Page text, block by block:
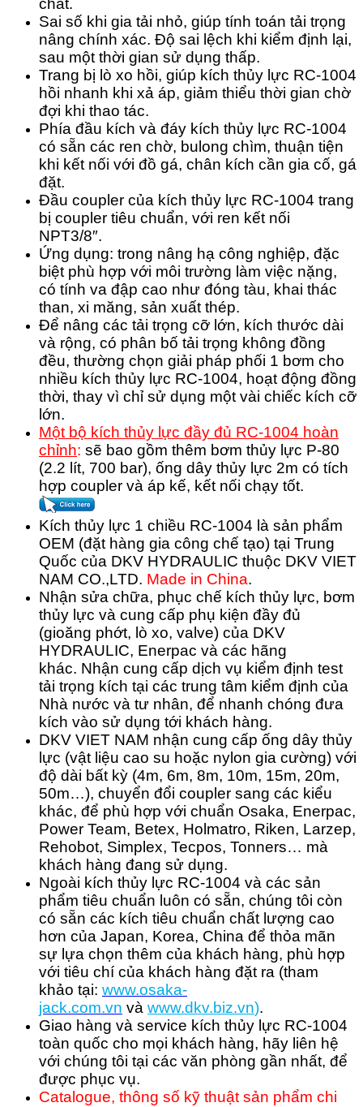
chất.
Sai số khi gia tải nhỏ, giúp tính toán tải trọng
nâng chính xác. Độ sai lệch khi kiểm định lại,
sau một thời gian sử dụng thấp.
Trang bị lò xo hồi, giúp kích thủy lực RC-1004
hồi nhanh khi xả áp, giảm thiểu thời gian chờ
đợi khi thao tác.
Phía đầu kích và đáy kích thủy lực RC-1004
có sẵn các ren chờ, bulong chìm, thuận tiện
khi kết nối với đồ gá, chân kích cần gia cố, gá
đặt.
Đầu coupler của kích thủy lực RC-1004 trang
bị coupler tiêu chuẩn, với ren kết nối
NPT3/8″.
Ứng dụng: trong nâng hạ công nghiệp, đặc
biệt phù hợp với môi trường làm việc nặng,
có tính va đập cao như đóng tàu, khai thác
than, xi măng, sản xuất thép.
Để nâng các tải trọng cỡ lớn, kích thước dài
và rộng, có phân bố tải trọng không đồng
đều, thường chọn giải pháp phối 1 bơm cho
nhiều kích thủy lực RC-1004, hoạt động đồng
thời, thay vì chỉ sử dụng một vài chiếc kích cỡ
lớn.
Một bộ kích thủy lực đầy đủ RC-1004 hoàn
chỉnh: sẽ bao gồm thêm bơm thủy lực P-80
(2.2 lít, 700 bar), ống dây thủy lực 2m có tích
hợp coupler và áp kế, kết nối chạy tốt.
Kích thủy lực 1 chiều RC-1004 là sản phẩm
OEM (đặt hàng gia công chế tạo) tại Trung
Quốc của DKV HYDRAULIC thuộc DKV VIET
NAM CO.,LTD. Made in China.
Nhận sửa chữa, phục chế kích thủy lực, bơm
thủy lực và cung cấp phụ kiện đầy đủ
(gioăng phớt, lò xo, valve) của DKV
HYDRAULIC, Enerpac và các hãng
khác. Nhận cung cấp dịch vụ kiểm định test
tải trọng kích tại các trung tâm kiểm định của
Nhà nước và tư nhân, để nhanh chóng đưa
kích vào sử dụng tới khách hàng.
DKV VIET NAM nhận cung cấp ống dây thủy
lực (vật liệu cao su hoặc nylon gia cường) với
độ dài bất kỳ (4m, 6m, 8m, 10m, 15m, 20m,
50m…), chuyển đổi coupler sang các kiểu
khác, để phù hợp với chuẩn Osaka, Enerpac,
Power Team, Betex, Holmatro, Riken, Larzep,
Rehobot, Simplex, Tecpos, Tonners… mà
khách hàng đang sử dụng.
Ngoài kích thủy lực RC-1004 và các sản
phẩm tiêu chuẩn luôn có sẵn, chúng tôi còn
có sẵn các kích tiêu chuẩn chất lượng cao
hơn của Japan, Korea, China để thỏa mãn
sự lựa chọn thêm của khách hàng, phù hợp
với tiêu chí của khách hàng đặt ra (tham
khảo tại: www.osaka-
jack.com.vn và www.dkv.biz.vn).
Giao hàng và service kích thủy lực RC-1004
toàn quốc cho mọi khách hàng, hãy liên hệ
với chúng tôi tại các văn phòng gần nhất, để
được phục vụ.
Catalogue, thông số kỹ thuật sản phẩm chi